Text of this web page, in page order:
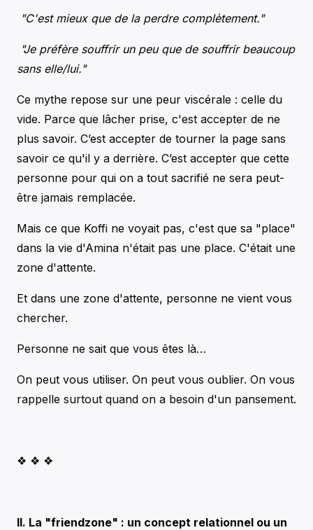
"C'est mieux que de la perdre complètement."
"Je préfère souffrir un peu que de souffrir beaucoup
sans elle/lui."
Ce mythe repose sur une peur viscérale : celle du
vide. Parce que lâcher prise, c'est accepter de ne
plus savoir. C’est accepter de tourner la page sans
savoir ce qu'il y a derrière. C’est accepter que cette
personne pour qui on a tout sacrifié ne sera peut-
être jamais remplacée.
Mais ce que Koffi ne voyait pas, c'est que sa "place"
dans la vie d'Amina n'était pas une place. C'était une
zone d'attente.
Et dans une zone d'attente, personne ne vient vous
chercher.
Personne ne sait que vous êtes là…
On peut vous utiliser. On peut vous oublier. On vous
rappelle surtout quand on a besoin d'un pansement.
❖ ❖ ❖
II. La "friendzone" : un concept relationnel ou un